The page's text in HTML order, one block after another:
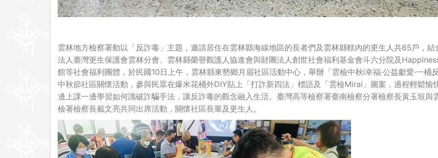
雲林地方檢察署動以「反詐毒」主題，邀請居住在雲林縣海線地區的長者們及雲林縣轄內的更生人共65戶，結
法人臺灣更生保護會雲林分會、雲林縣榮譽觀護人協進會與財團法人創世社會福利基金會斗六分院及
館等社會福利團體，於民國10日上午，雲林縣東勢鄉月眉社區活動中心，舉辦「雲檢中秋i幸福·公益獻愛·一桶
中秋節社區關懷活動，參與民眾在爆米花桶外DIY貼上「打詐新四法」標語及「雲檢Mirai」圖案，過程輕鬆愉
邊上課一邊學習如何識破詐騙手法，讓反詐毒的觀念融入生活。臺灣高等檢察署臺南檢察分署檢察長黃玉垣與
檢署檢察長戴文亮共同出席活動，關懷社區長輩及更生人。